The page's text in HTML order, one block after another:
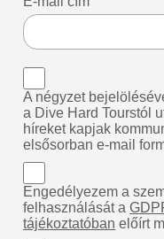
A négyzet
a Dive Hard Tourstól
híreket kapjak
elsősorban e-mail
Engedélyezem a
felhasználását a
tájékoztatóban előírt